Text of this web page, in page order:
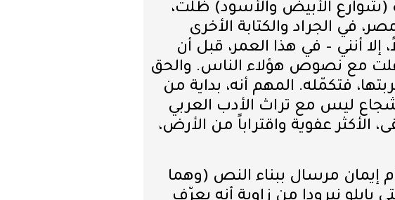
(شوارع الأبيض والأسود) ظلت،
في الجراد والكتابة الأخرى
أنني – في هذا العمر، قبل أن
مع نصوص هؤلاء الناس. والحق
فتكمّله. المهم أنه، بداية من
الشجاع ليس مع تراث الأدب العربي
الأكثر عفوية واقتراباً من الأرض،
إيمان مرسال ببناء النص (وهما